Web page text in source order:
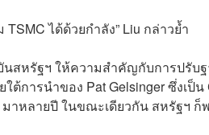
ได้ด้วยกำลัง” Liu กล่าวย้ำ
นสหรัฐฯ ให้ความสำคัญกับการปรับ
ต้การนำของ Pat Gelsinger ซึ่งเ
าหลายปี ในขณะเดียวกัน สหรัฐฯ